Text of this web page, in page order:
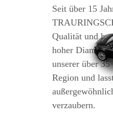
Seit über 15
Qualität und
hoher
unserer über
Region und
verzaubern.